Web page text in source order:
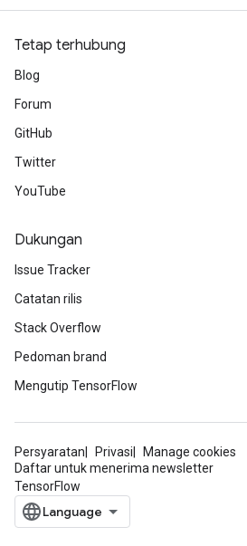
Tetap terhubung
Blog
Forum
GitHub
Twitter
YouTube
Dukungan
Issue Tracker
Catatan rilis
Stack Overflow
Pedoman brand
Mengutip TensorFlow
Persyaratan Privasi
Manage cookies
Daftar untuk menerima newsletter
TensorFlow